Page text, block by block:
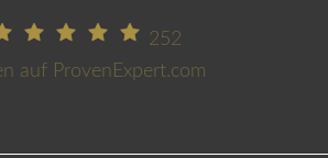
252
auf ProvenExpert.com